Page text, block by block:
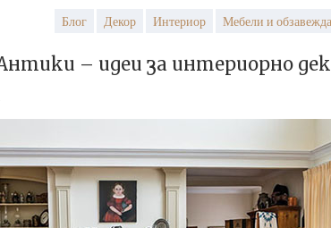
Блог Декор Интериор Мебели и
– идеи за интериорно